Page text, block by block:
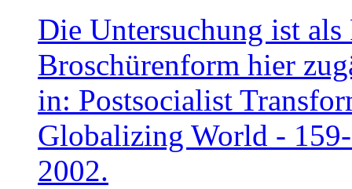
Die Untersuchung ist
Broschürenform hier
in: Postsocialist
Globalizing World -
2002.